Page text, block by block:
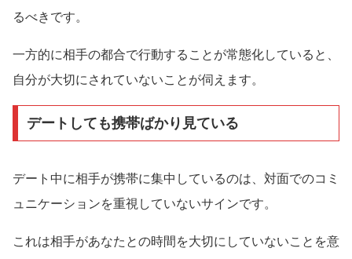
るべきです。
一方的に相手の都合で行動することが常態化していると、
自分が大切にされていないことが伺えます。
デートしても携帯ばかり見ている
デート中に相手が携帯に集中しているのは、対面でのコミ
ュニケーションを重視していないサインです。
これは相手があなたとの時間を大切にしていないことを意